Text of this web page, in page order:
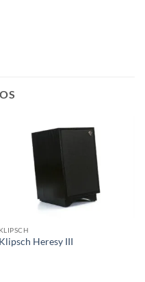
KLIPSCH
Klipsch Heresy III